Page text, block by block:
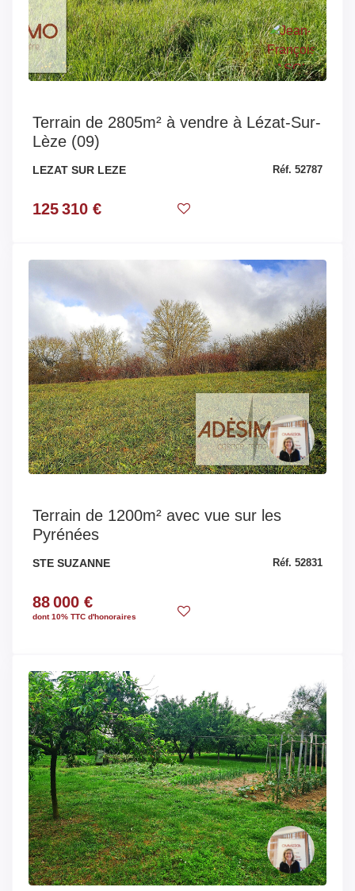
Terrain de 2805m² à vendre à Lézat-Sur-
Lèze (09)
LEZAT SUR LEZE Réf. 52787
125 310 €
Terrain de 1200m² avec vue sur les
Pyrénées
STE SUZANNE Réf. 52831
88 000 €
dont 10% TTC d'honoraires